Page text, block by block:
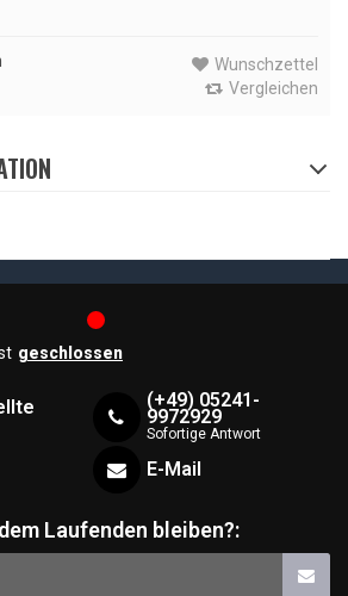
Wunschzettel
Vergleichen
geschlossen
(+49) 05241-
9972929
Sofortige Antwort
E-Mail
Laufenden bleiben?: